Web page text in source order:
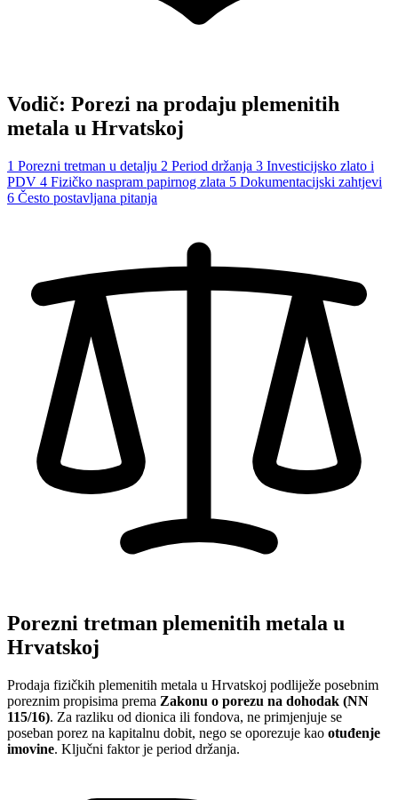
Vodič: Porezi na prodaju plemenitih
metala u Hrvatskoj
1 Porezni tretman u detalju 2 Period držanja 3 Investicijsko zlato i
PDV 4 Fizičko naspram papirnog zlata 5 Dokumentacijski zahtjevi
6 Često postavljana pitanja
Porezni tretman plemenitih metala u
Hrvatskoj
Prodaja fizičkih plemenitih metala u Hrvatskoj podliježe posebnim
poreznim propisima prema Zakonu o porezu na dohodak (NN
115/16). Za razliku od dionica ili fondova, ne primjenjuje se
poseban porez na kapitalnu dobit, nego se oporezuje kao otuđenje
imovine. Ključni faktor je period držanja.